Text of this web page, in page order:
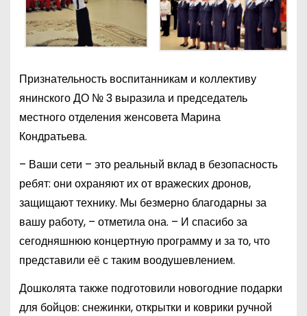
Признательность воспитанникам и коллективу
янинского ДО № 3 выразила и председатель
местного отделения женсовета Марина
Кондратьева.
– Ваши сети – это реальный вклад в безопасность
ребят: они охраняют их от вражеских дронов,
защищают технику. Мы безмерно благодарны за
вашу работу, – отметила она. – И спасибо за
сегодняшнюю концертную программу и за то, что
представили её с таким воодушевлением.
Дошколята также подготовили новогодние подарки
для бойцов: снежинки, открытки и коврики ручной